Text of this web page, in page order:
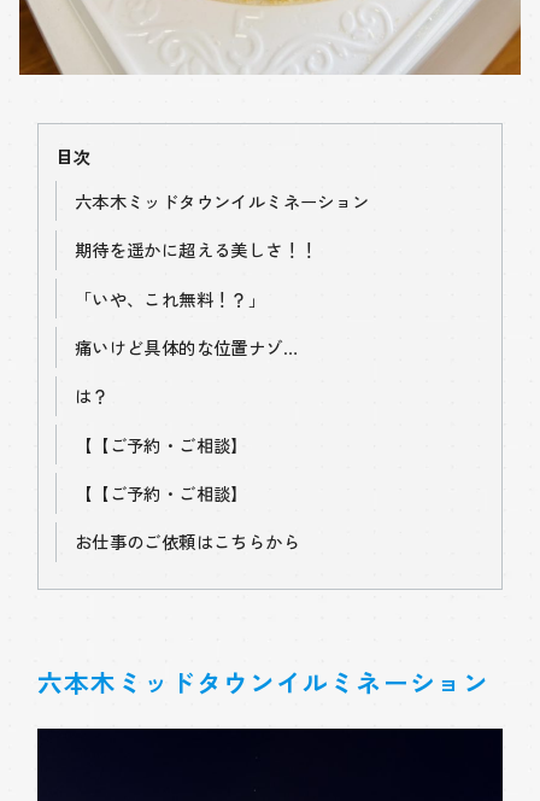
目次
六本木ミッドタウンイルミネーション
期待を遥かに超える美しさ！！
「いや、これ無料！？」
痛いけど具体的な位置ナゾ…
は？
【 【ご予約・ご相談】
【 【ご予約・ご相談】
お仕事のご依頼はこちらから
六本木ミッドタウンイルミネーション